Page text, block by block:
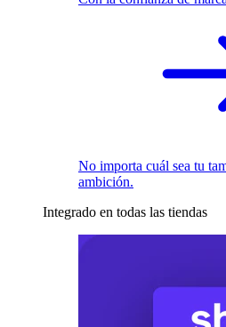
No importa cuál sea tu
ambición.
Integrado en todas las tiendas